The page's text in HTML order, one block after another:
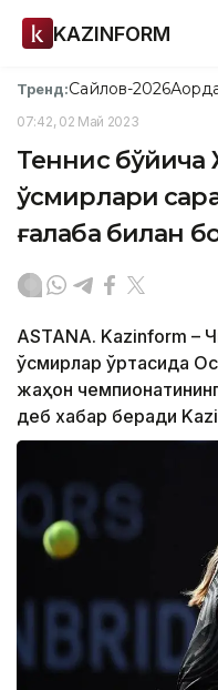
KAZINFORM
Тренд:Сайлов-2026
07:42, 02 Май 2023
Теннис бўйича
ўсмирлари
ғалаба билан
ASTANA. Kazinform –
ўсмирлар ўртасида
жаҳон
деб хабар беради